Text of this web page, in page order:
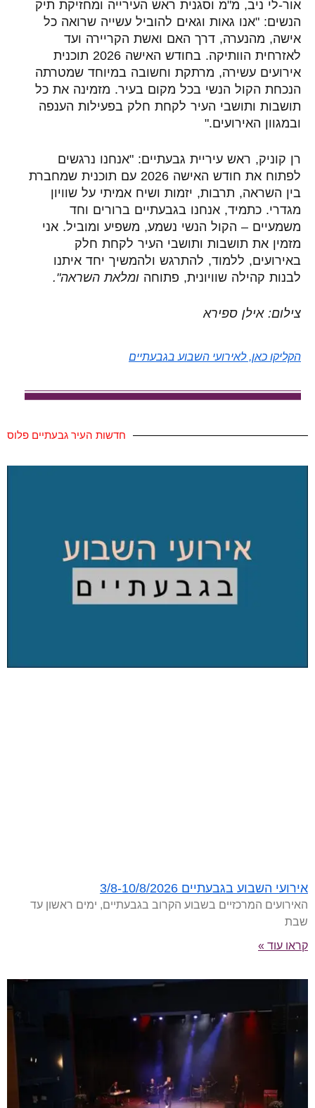
אור-לי ניב, מ"מ וסגנית ראש העירייה ומחזיקת תיק
הנשים: "אנו גאות וגאים להוביל עשייה שרואה כל
אישה, מהנערה, דרך האם ואשת הקריירה ועד
לאזרחית הוותיקה. בחודש האישה 2026 תוכנית
אירועים עשירה, מרתקת וחשובה במיוחד שמטרתה
הנכחת הקול הנשי בכל מקום בעיר. מזמינה את כל
תושבות ותושבי העיר לקחת חלק בפעילות הענפה
ובמגוון האירועים."
רן קוניק, ראש עיריית גבעתיים: "אנחנו נרגשים
לפתוח את חודש האישה 2026 עם תוכנית שמחברת
בין השראה, תרבות, יזמות ושיח אמיתי על שוויון
מגדרי. כתמיד, אנחנו בגבעתיים ברורים וחד
משמעיים – הקול הנשי נשמע, משפיע ומוביל. אני
מזמין את תושבות ותושבי העיר לקחת חלק
באירועים, ללמוד, להתרגש ולהמשיך יחד איתנו
לבנות קהילה שוויונית, פתוחה ומלאת השראה."
צילום: אילן ספירא
הקליקו כאן, לאירועי השבוע בגבעתיים
חדשות העיר גבעתיים פלוס
אירועי השבוע בגבעתיים 3/8-10/8/2026
האירועים המרכזיים בשבוע הקרוב בגבעתיים, ימים ראשון עד
שבת
קראו עוד »